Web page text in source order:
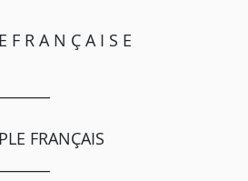
F R A N Ç A I S E
FRANÇAIS